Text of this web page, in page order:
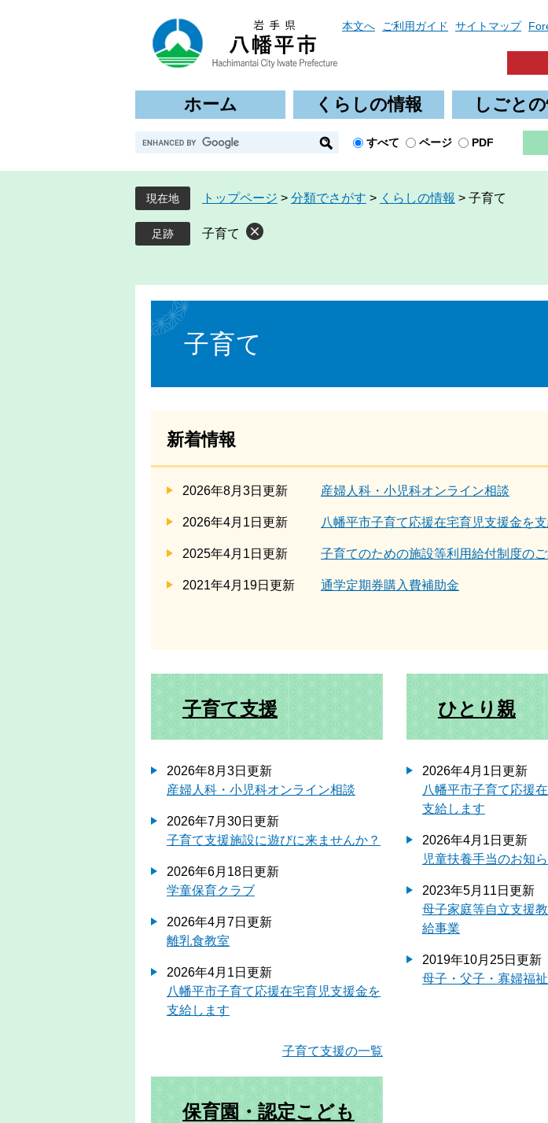
本文へ ご利用ガイド サイトマップ
ホーム くらしの情報 しごと
G
o
g
l
e
カ
すべて ページ PDF
現在地 トップページ > 分類でさがす > くらしの情報 > 子育て
子育て
文
子育て
新着情報
2026年8月3日更新 産婦人科・小児科オンライン相談
2026年4月1日更新 八幡平市子育て応援在宅育児支援金を
2025年4月1日更新 子育てのための施設等利用給付制度の
2021年4月19日更新 通学定期券購入費補助金
子育て支援
2026年8月3日更新
産婦人科・小児科オンライン相談
2026年7月30日更新
子育て支援施設に遊びに来ませんか？
2026年6月18日更新
学童保育クラブ
2026年4月7日更新
離乳食教室
2026年4月1日更新
八幡平市子育て応援在宅育児支援金を
支給します
子育て支援の一覧
ひとり親
2026年4月1日更新
八幡平市子育て応援
支給します
2026年4月1日更新
児童扶養手当のお知
2023年5月11日更新
母子家庭等自立支援
給事業
2019年10月25日更新
母子・父子・寡婦福
保育園・認定こども